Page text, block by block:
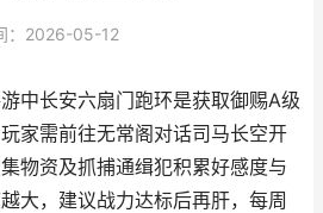
：2026-05-12
中长安六扇门跑环是获取御赐A级
家需前往无常阁对话司马长空开
物资及抓捕通缉犯积累好感度与
大，建议战力达标后再肝，每周